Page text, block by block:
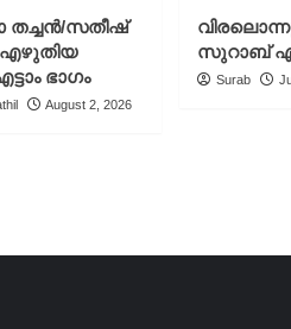
തച്ചൻ/സതീഷ്
എഴുതിയ
ഭാഗം
August 2, 2026
വിരലൊന്നു
സുറാബ്
Surab